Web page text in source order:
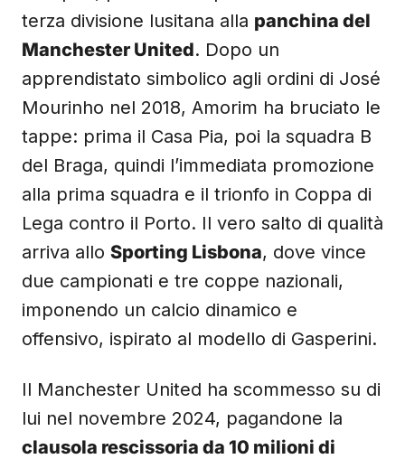
terza divisione lusitana alla panchina del
Manchester United. Dopo un
apprendistato simbolico agli ordini di José
Mourinho nel 2018, Amorim ha bruciato le
tappe: prima il Casa Pia, poi la squadra B
del Braga, quindi l’immediata promozione
alla prima squadra e il trionfo in Coppa di
Lega contro il Porto. Il vero salto di qualità
arriva allo Sporting Lisbona, dove vince
due campionati e tre coppe nazionali,
imponendo un calcio dinamico e
offensivo, ispirato al modello di Gasperini.
Il Manchester United ha scommesso su di
lui nel novembre 2024, pagandone la
clausola rescissoria da 10 milioni di